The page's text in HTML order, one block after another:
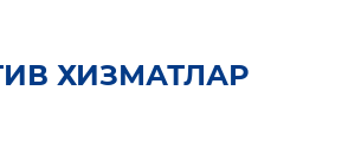
ХИЗМАТЛАР